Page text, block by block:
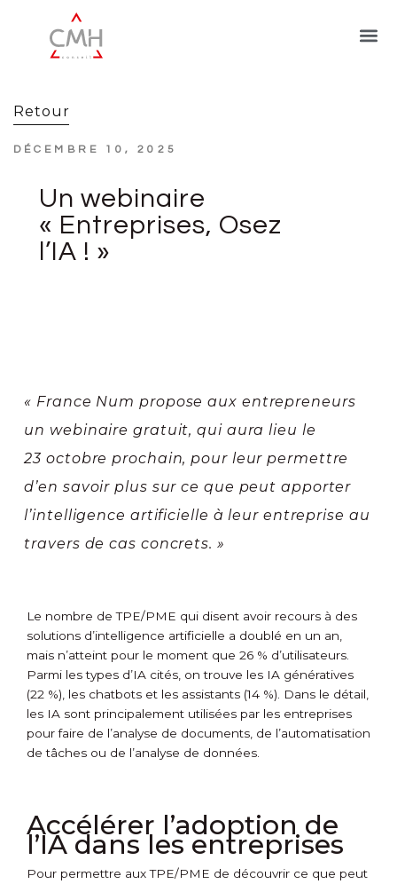
Retour
DÉCEMBRE 10, 2025
Un webinaire
« Entreprises, Osez
l’IA ! »
« France Num propose aux entrepreneurs
un webinaire gratuit, qui aura lieu le
23 octobre prochain, pour leur permettre
d’en savoir plus sur ce que peut apporter
l’intelligence artificielle à leur entreprise au
travers de cas concrets. »
Le nombre de TPE/PME qui disent avoir recours à des
solutions d’intelligence artificielle a doublé en un an,
mais n’atteint pour le moment que 26 % d’utilisateurs.
Parmi les types d’IA cités, on trouve les IA génératives
(22 %), les chatbots et les assistants (14 %). Dans le détail,
les IA sont principalement utilisées par les entreprises
pour faire de l’analyse de documents, de l’automatisation
de tâches ou de l’analyse de données.
Accélérer l’adoption de
l’IA dans les entreprises
Pour permettre aux TPE/PME de découvrir ce que peut